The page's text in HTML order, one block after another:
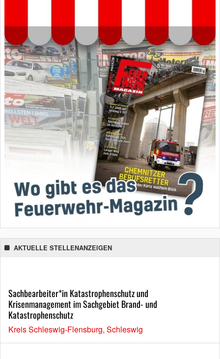
AKTUELLE STELLENANZEIGEN
Sachbearbeiter*in Katastrophenschutz und
Krisenmanagement im Sachgebiet Brand- und
Katastrophenschutz
Kreis Schleswig-Flensburg, Schleswig